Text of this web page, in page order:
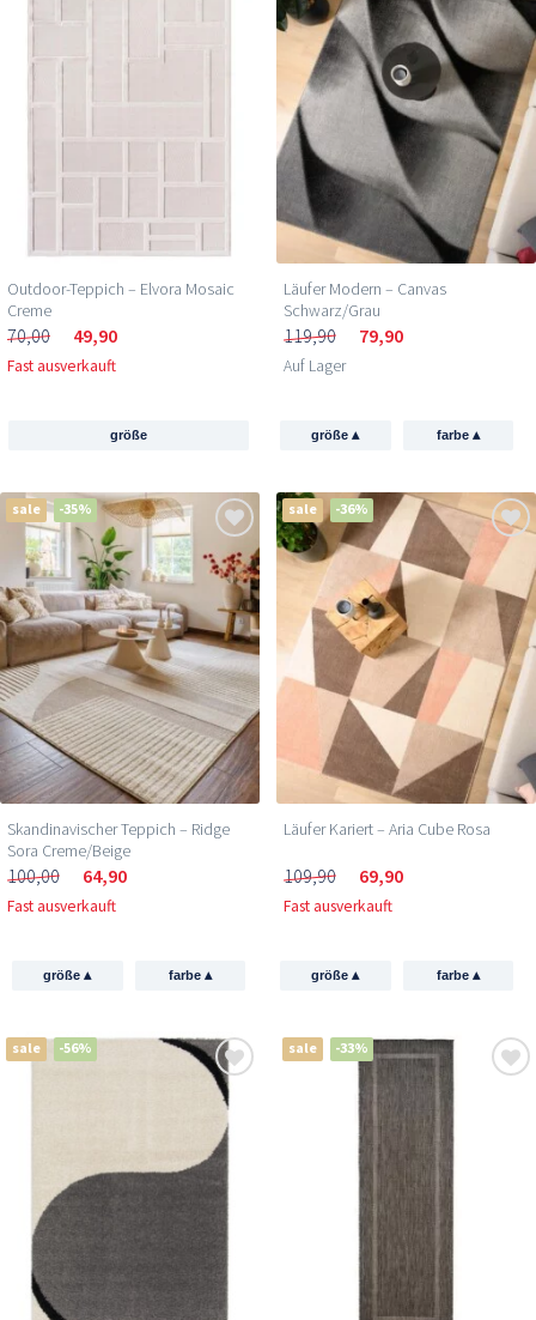
Outdoor-Teppich – Elvora Mosaic
Creme
70,00 49,90
Fast ausverkauft
größe
Läufer Modern – Canvas
Schwarz/Grau
119,90 79,90
Auf Lager
größe▴ farbe ▴
sale -35%
Skandinavischer Teppich – Ridge
Sora Creme/Beige
100,00 64,90
Fast ausverkauft
größe▴ farbe ▴
sale -36%
Läufer Kariert – Aria Cube Rosa
109,90 69,90
Fast ausverkauft
größe▴ farbe ▴
sale -56% sale -33%